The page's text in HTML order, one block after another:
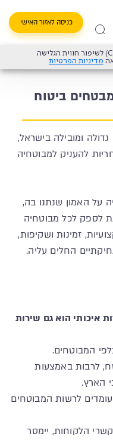
כניסה לאזור האישי
אתר זה משתמש בעוגיות (Cookies) לשיפור חווית הגלישה
מדיניות הפרטיות
מבטחים ביטוח בע"מ
ביטוח
ומובילה בישראל,
להעניק למבוטחיה
על האמון שנתנו בה,
לספק לכל מבוטחיה
זמינות ושקיפות,
החלים עליה.
איכותי הוא גם שירות
המבוטחים.
לרבות באמצעות
הארץ.
לרשות המבוטחים
הלקוחות, יימסר